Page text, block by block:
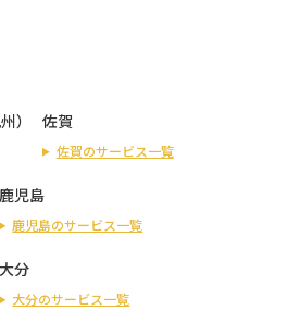
） 佐賀
佐賀のサービス一覧
鹿児島
鹿児島のサービス一覧
大分
大分のサービス一覧